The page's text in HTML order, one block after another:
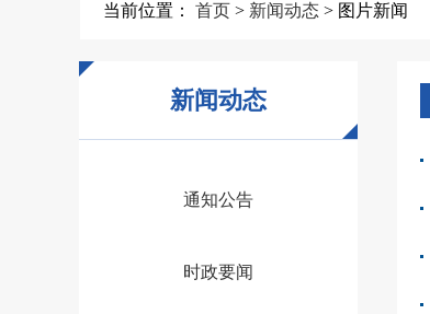
当前位置： 首页> 新闻动态> 图片新闻
新闻动态
通知公告
时政要闻